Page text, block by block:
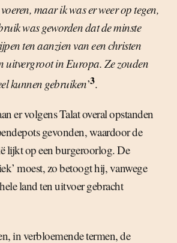
maar ik was er weer op tegen,
was geworden dat de minste
ten aanzien van een christen
uitvergroot in Europa. Ze zouden
kunnen gebruiken’3.
er volgens Talat overal opstanden
gevonden, waardoor de
lijkt op een burgeroorlog. De
moest, zo betoogt hij, vanwege
land ten uitvoer gebracht
in verbloemende termen, de